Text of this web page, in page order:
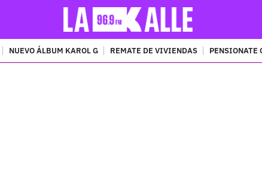
NUEVO ÁLBUM KAROL G REMATE DE VIVIENDAS PENSIONATE